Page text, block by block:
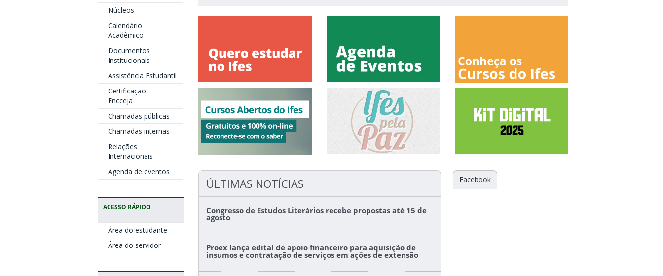
Núcleos
Calendário
Acadêmico
Documentos
Institucionais
Assistência Estudantil
Certificação –
Encceja
Chamadas públicas
Chamadas internas
Relações
Internacionais
Agenda de eventos
ACESSO RÁPIDO
Área do estudante
Área do servidor
ÚLTIMAS NOTÍCIAS
Congresso de Estudos Literários recebe propostas até 15 de
agosto
Proex lança edital de apoio financeiro para aquisição de
insumos e contratação de serviços em ações de extensão
Facebook